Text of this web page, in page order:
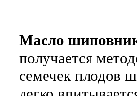
Масло
получается
семечек плодов